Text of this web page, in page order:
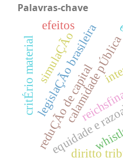
Palavras-chave
calamidade
equidade e
reduÇÃo de capital
diritto
legislaÇÃo brasileira
simulaÇÃo
critÉrio material
efeitos